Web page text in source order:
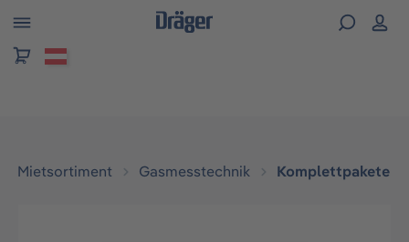
springen
Mietsortiment Gasmesstechnik Komplettpakete